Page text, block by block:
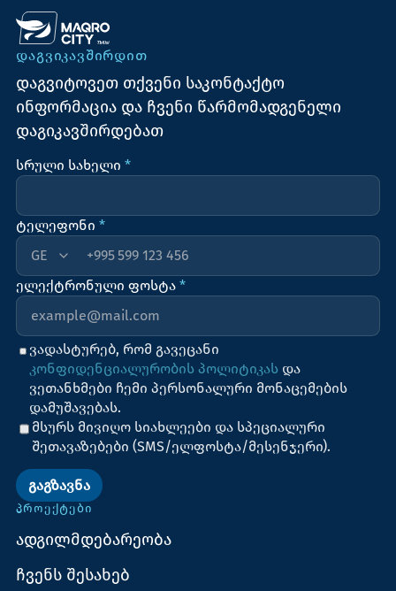
ᲓᲐᲒᲕᲘᲙᲐᲕᲨᲘᲠᲓᲘᲗ
დაგვიტოვეთ თქვენი საკონტაქტო
ინფორმაცია და ჩვენი წარმომადგენელი
დაგიკავშირდებათ
სრული სახელი*
ტელეფონი *
+995
ელექტრონული ფოსტა *
ვადასტურებ, რომ გავეცანი
კონფიდენციალურობის პოლიტიკას და
ვეთანხმები ჩემი პერსონალური მონაცემების
დამუშავებას.
მსურს მივიღო სიახლეები და სპეციალური
შეთავაზებები (SMS/ელფოსტა/მესენჯერი).
ᲒᲐᲒᲖᲐᲕᲜᲐ
ᲞᲠᲝᲔᲥᲢᲔᲑᲘ
ადგილმდებარეობა
ჩვენს შესახებ